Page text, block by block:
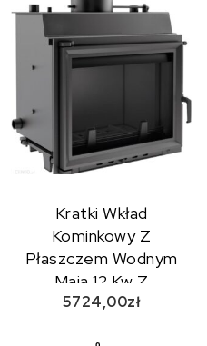
Kratki Wkład
Kominkowy Z
Płaszczem Wodnym
Maja 12 Kw Z
Wężownicą + Dolot
5724,00zł